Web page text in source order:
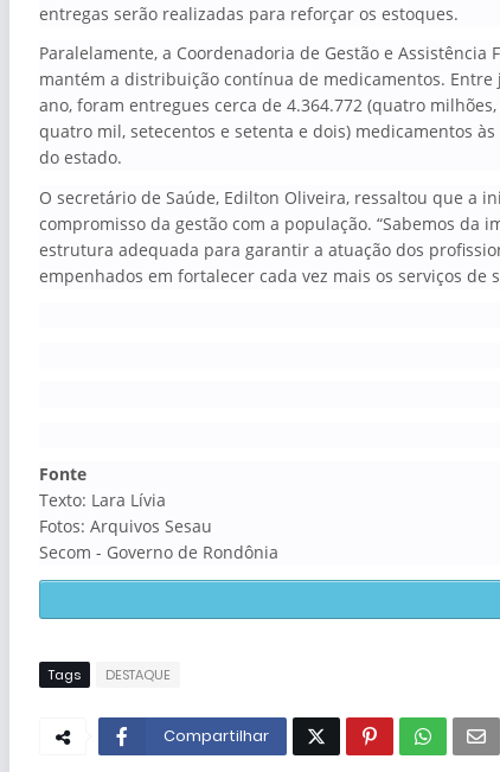
entregas serão realizadas para reforçar os estoques.
Paralelamente, a Coordenadoria de Gestão e Assistência
mantém a distribuição contínua de medicamentos.
ano, foram entregues cerca de 4.364.772 (quatro
quatro mil, setecentos e setenta e dois) medicamentos
do estado.
O secretário de Saúde, Edilton Oliveira, ressaltou que a
compromisso da gestão com a população. “Sabemos da
estrutura adequada para garantir a atuação dos
empenhados em fortalecer cada vez mais os serviços de
Fonte
Texto: Lara Lívia
Fotos: Arquivos Sesau
Secom - Governo de Rondônia
Tags DESTAQUE
Compartilhar